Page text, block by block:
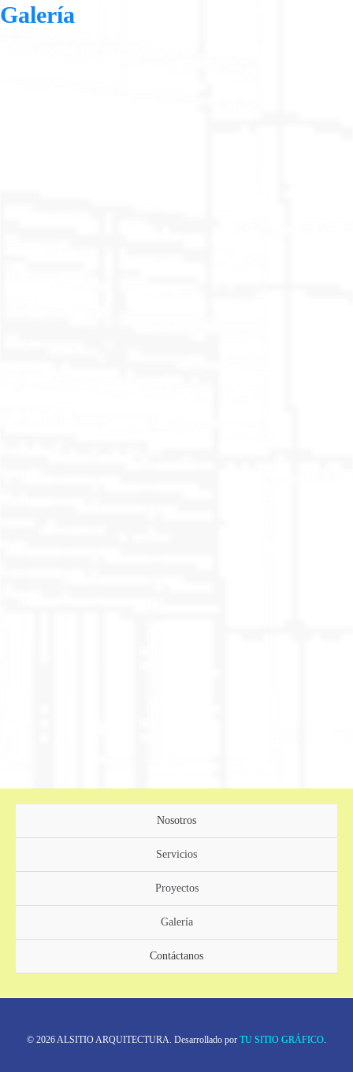
Galería
Nosotros
Servicios
Proyectos
Galería
Contáctanos
© 2026 ALSITIO ARQUITECTURA. Desarrollado por TU SITIO GRÁFICO.